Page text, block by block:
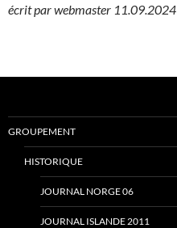
écrit par webmaster 11.09.2024
GROUPEMENT
HISTORIQUE
JOURNAL NORGE 06
JOURNAL ISLANDE 2011